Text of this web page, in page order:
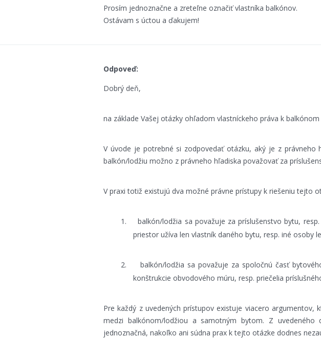
Prosím jednoznačne a zreteľne označiť vlastníka balkónov.
Ostávam s úctou a ďakujem!
Odpoveď:
Dobrý deň,
na základe Vašej otázky ohľadom vlastníckeho práva k
V úvode je potrebné si zodpovedať otázku, aký je z
balkón/lodžiu možno z právneho hľadiska považovať za
V praxi totiž existujú dva možné právne prístupy k riešeniu tejto
1.
balkón/lodžia sa považuje za príslušenstvo bytu,
priestor užíva len vlastník daného bytu, resp. iné osoby
2.
balkón/lodžia sa považuje za spoločnú časť
konštrukcie obvodového múru, resp. priečelia
Pre každý z uvedených prístupov existuje viacero
medzi balkónom/lodžiou a samotným bytom. Z
jednoznačná, nakoľko ani súdna prax k tejto otázke dodnes